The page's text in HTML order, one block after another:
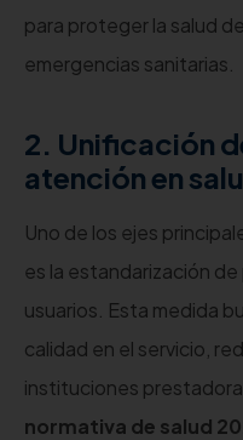
para proteger la salud
emergencias sanitarias.
2. Unificación
atención en
Uno de los ejes
es la estandarización
usuarios. Esta medida
calidad en el servicio,
instituciones
normativa de salud